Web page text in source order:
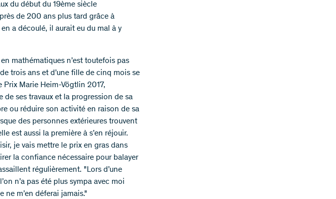
du début du 19ème siècle
de 200 ans plus tard grâce à
a découlé, il aurait eu du mal à y
mathématiques n’est toutefois pas
trois ans et d’une fille de cinq mois se
Marie Heim-Vögtlin 2017,
ses travaux et la progression de sa
ou réduire son activité en raison de sa
des personnes extérieures trouvent
est aussi la première à s’en réjouir.
je vais mettre le prix en gras dans
la confiance nécessaire pour balayer
régulièrement. "Lors d’une
n’a pas été plus sympa avec moi
m’en déferai jamais."